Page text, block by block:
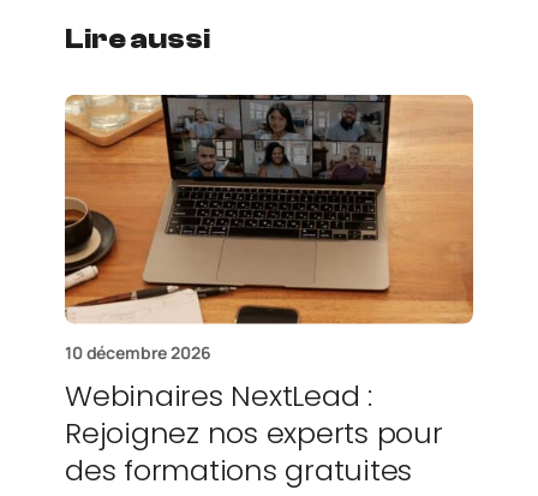
Lire aussi
10 décembre 2026
Webinaires NextLead :
Rejoignez nos experts pour
des formations gratuites